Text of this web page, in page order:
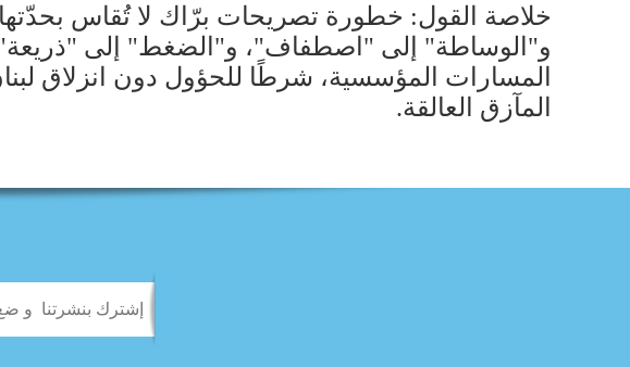
خلاصة القول: خطورة تصريحات برّاك لا تُقاس بحدّتها
و"الوساطة" إلى "اصطفاف"، و"الضغط" إلى "ذريعة".
المسارات المؤسسية، شرطًا للحؤول دون انزلاق
المآزق العالقة.